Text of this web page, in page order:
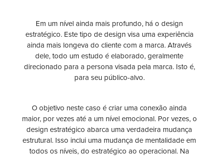
Em um nível ainda mais profundo, há o design
estratégico. Este tipo de design visa uma experiência
ainda mais longeva do cliente com a marca. Através
dele, todo um estudo é elaborado, geralmente
direcionado para a persona visada pela marca. Isto é,
para seu público-alvo.
O objetivo neste caso é criar uma conexão ainda
maior, por vezes até a um nível emocional. Por vezes, o
design estratégico abarca uma verdadeira mudança
estrutural. Isso inclui uma mudança de mentalidade em
todos os níveis, do estratégico ao operacional. Na